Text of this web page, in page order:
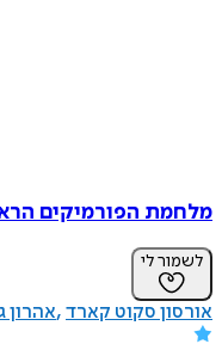
מלחמת הפורמיקים הראשונה 1 - והארץ
לשמור לי
אורסון סקוט קארד אהרון